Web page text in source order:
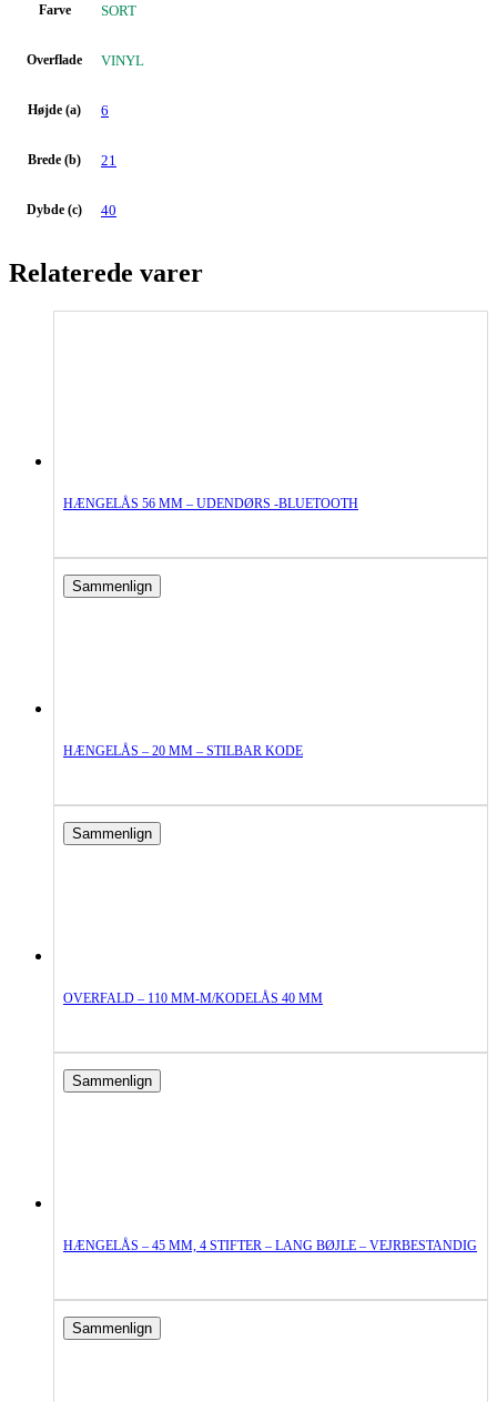
Farve SORT
Overflade VINYL
Højde (a) 6
Brede (b) 21
Dybde (c) 40
Relaterede varer
HÆNGELÅS 56 MM – UDENDØRS -BLUETOOTH
Sammenlign
HÆNGELÅS – 20 MM – STILBAR KODE
Sammenlign
OVERFALD – 110 MM-M/KODELÅS 40 MM
Sammenlign
HÆNGELÅS – 45 MM, 4 STIFTER – LANG BØJLE – VEJRBESTANDIG
Sammenlign